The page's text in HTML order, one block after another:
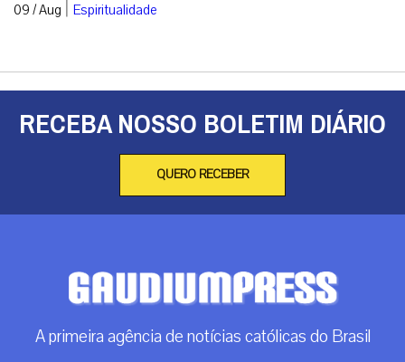
09 / Aug | Espiritualidade
RECEBA NOSSO BOLETIM DIÁRIO
QUERO RECEBER
A primeira agência de notícias católicas do Brasil